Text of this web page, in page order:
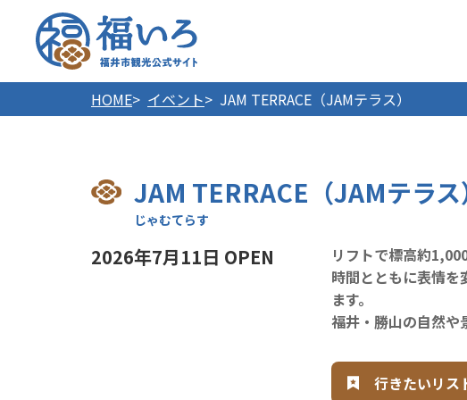
福井市
HOME イベント JAM TERRACE（JAMテラス）
JAM TERRACE（JAMテラス
2026年7月11日 OPEN
リフトで標高約
時間とともに表情を
ます。
福井・勝山の自然や
行きたいリス